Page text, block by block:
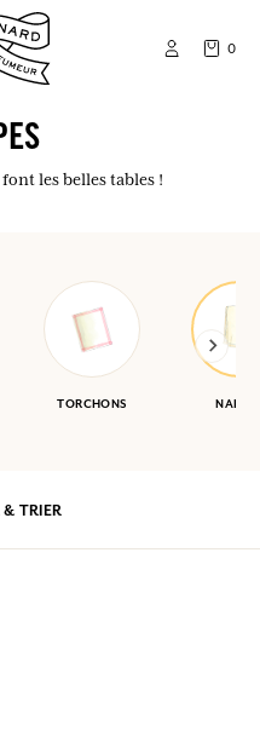
0
les belles tables !
TORCHONS
& TRIER